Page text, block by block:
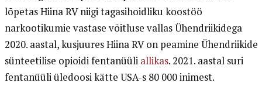
lõpetas Hiina RV niigi tagasihoidliku koostöö
narkootikumie vastase võitluse vallas Ühendriikidega
2020. aastal, kusjuures Hiina RV on peamine Ühendriikide
sünteetilise opioidi fentanüüli allikas. 2021. aastal suri
fentanüüli üledoosi kätte USA-s 80 000 inimest.